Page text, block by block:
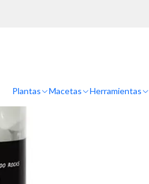
Plantas Macetas Herramientas